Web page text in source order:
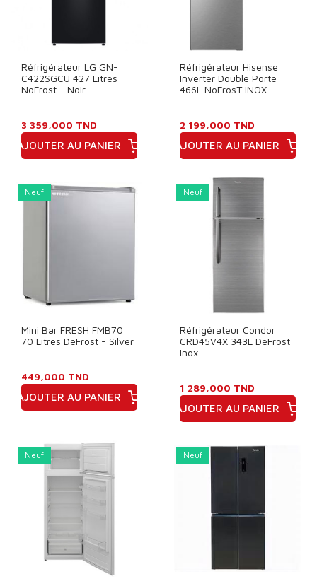
Réfrigérateur LG GN-
C422SGCU 427 Litres
NoFrost - Noir
3 359,000 TND
AJOUTER AU PANIER
Réfrigérateur Hisense
Inverter Double Porte
466L NoFrosT INOX
2 199,000 TND
AJOUTER AU PANIER
Neuf
Mini Bar FRESH FMB70
70 Litres DeFrost - Silver
449,000 TND
AJOUTER AU PANIER
Neuf
Réfrigérateur Condor
CRD45V4X 343L DeFrost
Inox
1 289,000 TND
AJOUTER AU PANIER
Neuf Neuf